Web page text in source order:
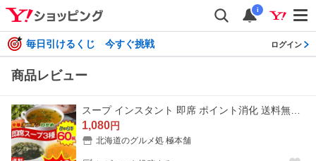
i
毎日引けるくじ 今すぐ挑戦 ログイン
商品レビュー
1,080円
北海道のグルメ処 極本舗